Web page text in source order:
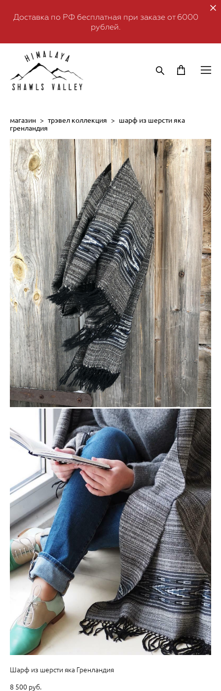
Доставка по РФ бесплатная при заказе от 6000
рублей.
магазин > трэвел коллекция >
шарф из шерсти яка
гренландия
Шарф из шерсти яка Гренландия
8 500 pуб.